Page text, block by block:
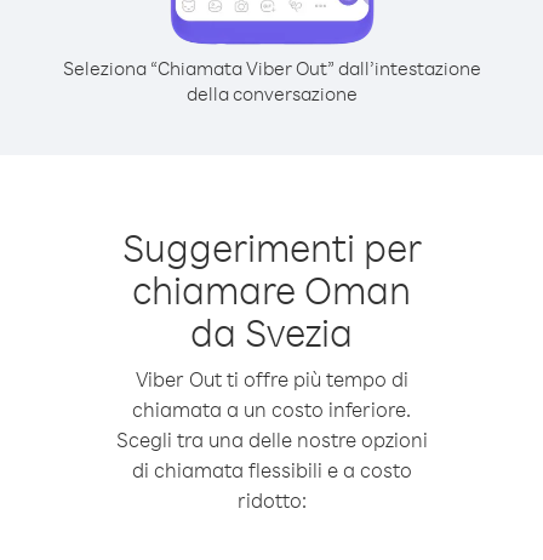
Seleziona “Chiamata Viber Out” dall’intestazione
della conversazione
Suggerimenti per
chiamare Oman
da Svezia
Viber Out ti offre più tempo di
chiamata a un costo inferiore.
Scegli tra una delle nostre opzioni
di chiamata flessibili e a costo
ridotto: